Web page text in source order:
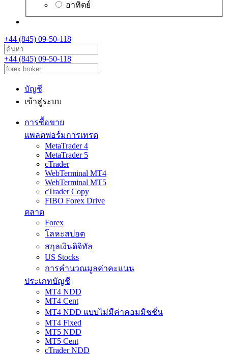
อาทิตย์
+44 (845) 09-50-118
+44 (845) 09-50-118
บัญชี
เข้าสู่ระบบ
การซื้อขาย
แพลตฟอร์มการเทรด
MetaTrader 4
MetaTrader 5
cTrader
WebTerminal MT4
WebTerminal MT5
cTrader Copy
FIBO Forex Drive
ตลาด
Forex
โลหะสปอต
สกุลเงินดิจิทัล
US Stocks
การคำนวณมูลค่าคะแนน
ประเภทบัญชี
MT4 NDD
MT4 Cent
MT4 NDD แบบไม่มีค่าคอมมิชชั่น
MT4 Fixed
MT5 NDD
MT5 Cent
cTrader NDD